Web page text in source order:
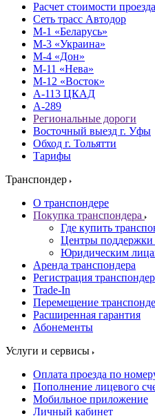
Расчет стоимости проезда
Сеть трасс Автодор
М-1 «Беларусь»
М-3 «Украина»
М-4 «Дон»
М-11 «Нева»
М-12 «Восток»
А-113 ЦКАД
А-289
Региональные дороги
Восточный выезд г. Уфы
Обход г. Тольятти
Тарифы
Транспондер
О транспондере
Покупка транспондера
Где купить
Центры поддержки
Юридическим
Аренда транспондера
Регистрация
Trade-In
Перемещение
Расширенная гарантия
Абонементы
Услуги и сервисы
Оплата проезда по
Пополнение лицевого
Мобильное приложение
Личный кабинет